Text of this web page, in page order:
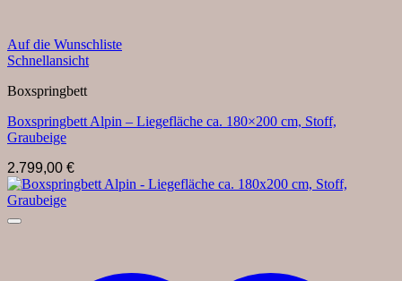
Auf die Wunschliste
Schnellansicht
Boxspringbett
Boxspringbett Alpin – Liegefläche ca. 180×200 cm, Stoff,
Graubeige
2.799,00 €